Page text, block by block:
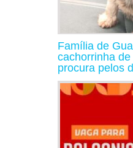
Família de
cachorrinha
procura pelos